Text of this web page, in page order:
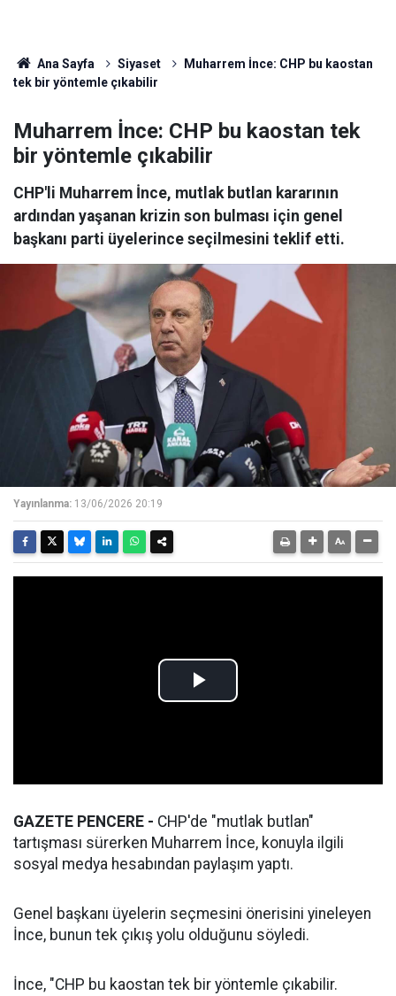
Ana Sayfa Siyaset
Muharrem İnce: CHP bu kaostan
tek bir yöntemle çıkabilir
Muharrem İnce: CHP bu kaostan tek
bir yöntemle çıkabilir
CHP'li Muharrem İnce, mutlak butlan kararının
ardından yaşanan krizin son bulması için genel
başkanı parti üyelerince seçilmesini teklif etti.
Yayınlanma: 13/06/2026 20:19
GAZETE PENCERE - CHP'de "mutlak butlan"
tartışması sürerken Muharrem İnce, konuyla ilgili
sosyal medya hesabından paylaşım yaptı.
Genel başkanı üyelerin seçmesini önerisini yineleyen
İnce, bunun tek çıkış yolu olduğunu söyledi.
İnce, "CHP bu kaostan tek bir yöntemle çıkabilir.